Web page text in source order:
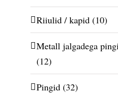
Riiulid / kapid (10)
Metall jalgadega
(12)
Pingid (32)